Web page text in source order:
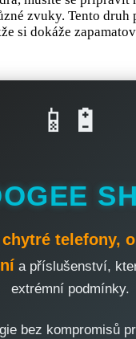
zvuky. Tento druh
si dokáže
📱🔋
chytré telefony,
a příslušenství,
extrémní podmínky.
bez kompromisů